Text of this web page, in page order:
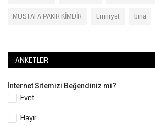
MUSTAFA PAKIR KİMDİR Emniyet bina
ANKETLER
İnternet Sitemizi Beğendiniz mi?
Evet
Hayır